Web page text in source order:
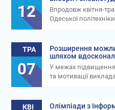
12
Впродовж квітня-
Одеської
ТРА
07
Розширення
шляхом
У межах підвищення
та мотивації
КВІ
Олімпіади з